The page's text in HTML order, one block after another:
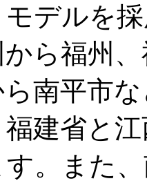
デルを
ら福州
南平市
建省と
。また